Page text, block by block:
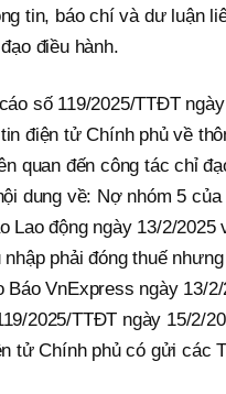
tin, báo chí và dư luận
điều hành.
số 119/2025/TTĐT
điện tử Chính phủ về
quan đến công tác chỉ
dung về: Nợ nhóm 5 của
Lao động ngày 13/2/2025
phải đóng thuế
Báo VnExpress ngày 13/
2025/TTĐT ngày 15/2/
tử Chính phủ có gửi các